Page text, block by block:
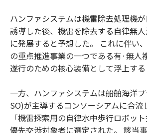
ハンファシステムは機雷除去処理機
誘導した後、機雷を除去する自律無
に発展すると予想した。 これに伴い
の重点推進事業の一つである有·無人
遂行のための核心装備として浮上する
一方、ハンファシステムは船舶海洋
SO)が主導するコンソーシアムに合流
「機雷探索用の自律水中歩行ロボッ
優先交渉対象者に選定された。 該当